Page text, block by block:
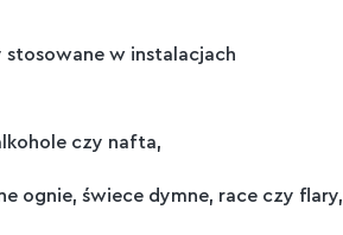
w instalacjach
czy nafta,
ognie, świece dymne, race czy flary,